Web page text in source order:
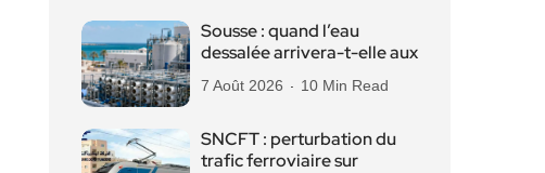
Sousse : quand l’eau
dessalée arrivera-t-elle aux
7 Août 2026 10 Min Read
SNCFT : perturbation du
trafic ferroviaire sur